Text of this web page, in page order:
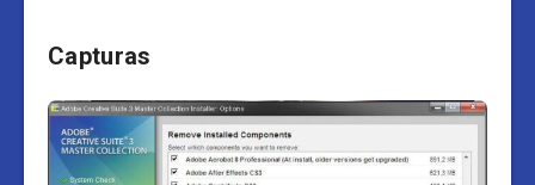
Capturas